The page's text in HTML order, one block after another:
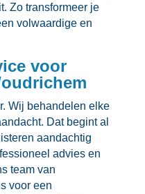
Zo transformeer je
volwaardige en
voor
Wij behandelen elke
Dat begint al
aandachtig
advies en
team van
voor een